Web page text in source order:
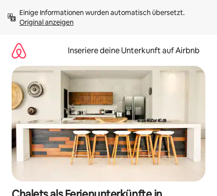
Inhalten
springenOriginal anzeigen
Inseriere deine Unterkunft auf Airbnb